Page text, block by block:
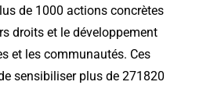
de 1000 actions concrètes
droits et le développement
et les communautés. Ces
sensibiliser plus de 271820